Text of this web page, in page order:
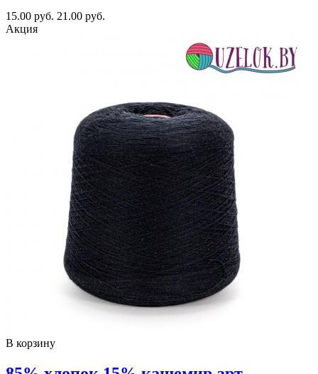
15.00 руб. 21.00 руб.
Акция
В корзину